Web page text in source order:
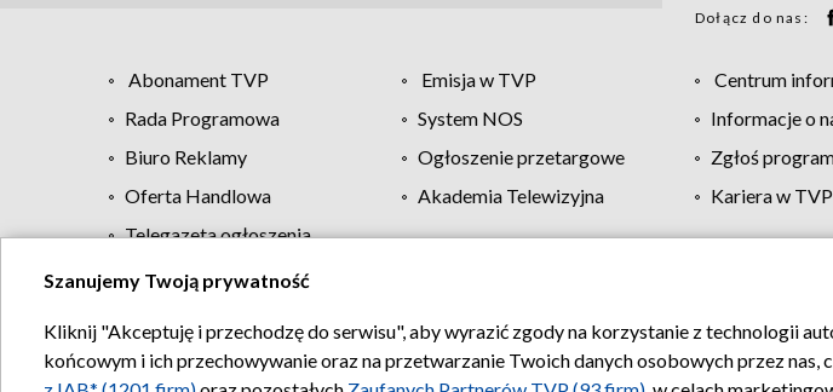
Dołącz do nas:
Abonament TVP Emisja w TVP Centrum
Rada Programowa
System NOS Informacje o
Biuro Reklamy
Ogłoszenie przetargowe Zgłoś
Oferta Handlowa
Akademia Telewizyjna Kariera w TVP
Telegazeta ogłoszenia
Regulamin TVP Polityka prywatności Moje
Szanujemy Twoją prywatność
Kliknij "Akceptuję i przechodzę do serwisu", aby wyrazić zgody na korzystanie z technologii
końcowym i ich przechowywanie oraz na przetwarzanie Twoich danych osobowych przez nas,